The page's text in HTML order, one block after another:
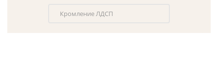
Кромление ЛДСП